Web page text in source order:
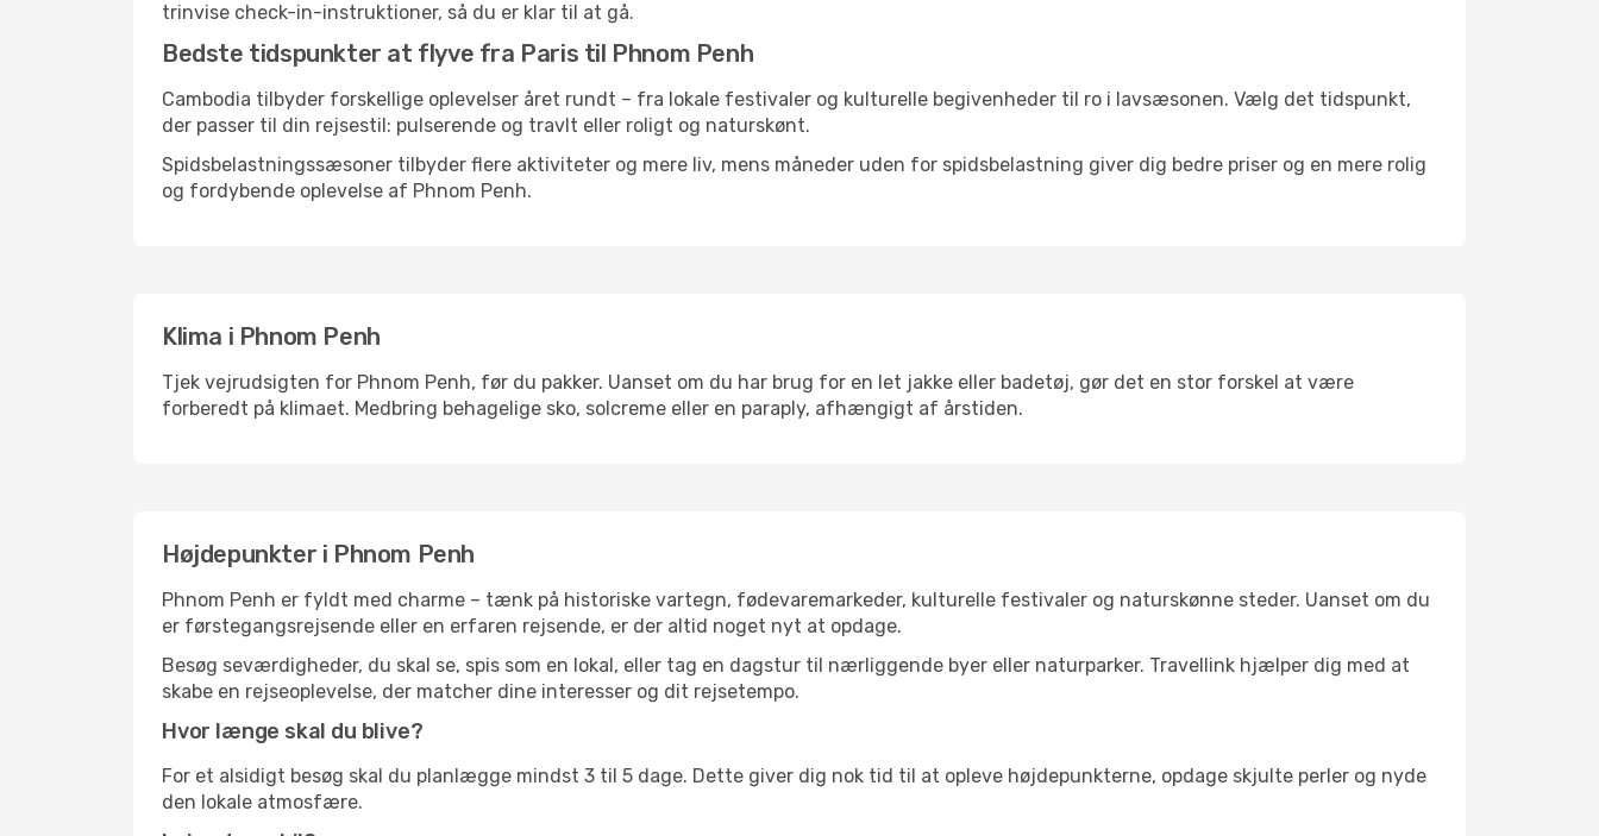
trinvise check-in-instruktioner, så du er klar til at gå.
Bedste tidspunkter at flyve fra Paris til Phnom Penh
Cambodia tilbyder forskellige oplevelser året rundt – fra lokale festivaler og kulturelle begivenheder til ro i lavsæsonen. Vælg det tidspunkt,
der passer til din rejsestil: pulserende og travlt eller roligt og naturskønt.
Spidsbelastningssæsoner tilbyder flere aktiviteter og mere liv, mens måneder uden for spidsbelastning giver dig bedre priser og en mere rolig
og fordybende oplevelse af Phnom Penh.
Klima i Phnom Penh
Tjek vejrudsigten for Phnom Penh, før du pakker. Uanset om du har brug for en let jakke eller badetøj, gør det en stor forskel at være
forberedt på klimaet. Medbring behagelige sko, solcreme eller en paraply, afhængigt af årstiden.
Højdepunkter i Phnom Penh
Phnom Penh er fyldt med charme – tænk på historiske vartegn, fødevaremarkeder, kulturelle festivaler og naturskønne steder. Uanset om du
er førstegangsrejsende eller en erfaren rejsende, er der altid noget nyt at opdage.
Besøg seværdigheder, du skal se, spis som en lokal, eller tag en dagstur til nærliggende byer eller naturparker. Travellink hjælper dig med at
skabe en rejseoplevelse, der matcher dine interesser og dit rejsetempo.
Hvor længe skal du blive?
For et alsidigt besøg skal du planlægge mindst 3 til 5 dage. Dette giver dig nok tid til at opleve højdepunkterne, opdage skjulte perler og nyde
den lokale atmosfære.